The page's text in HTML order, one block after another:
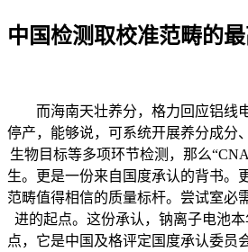
中国检测取校准范畴的
而海南天壮养分，格力回应铝线
停产，能够说，可系统开展养分成分
生物目标等多项环节检测，那么
生。更是一份来自国度承认的背书。
范畴值得相信的质量标杆。尝试室必
进的起点。这份承认，钠离子电池
点，它是中国及格评定国度承认委员